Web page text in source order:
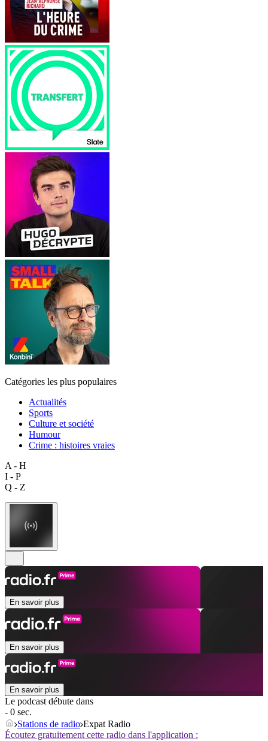
Catégories les plus populaires
Actualités
Sports
Culture et société
Humour
Crime : histoires vraies
A - H
I - P
Q - Z
En savoir plus
En savoir plus
En savoir plus
Le podcast débute dans
- 0 sec.
Stations de radio Expat Radio
Écoutez gratuitement cette radio dans l'application :